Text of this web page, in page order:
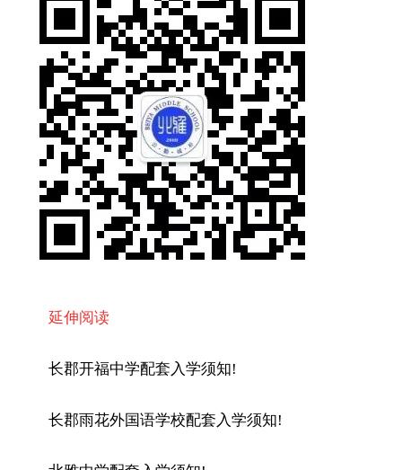
延伸阅读
长郡开福中学配套入学须知!
长郡雨花外国语学校配套入学须知!